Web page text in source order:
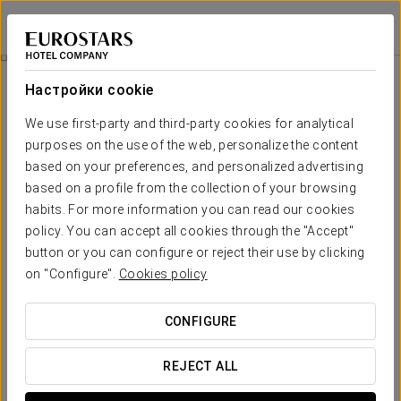
Настройки cookie
We use first-party and third-party cookies for analytical
purposes on the use of the web, personalize the content
based on your preferences, and personalized advertising
based on a profile from the collection of your browsing
habits. For more information you can read our cookies
policy. You can accept all cookies through the "Accept"
button or you can configure or reject their use by clicking
on "Configure". Cookies policy
CONFIGURE
REJECT ALL
Eurostars Gran Hotel Santiago
САНТЬЯГО-ДЕ-КОМПОСТЕЛА
Специальные Предложения
Специальные Предложения
Pомантический опыт
20 €
ПОСМОТРЕТЬ ПРЕДЛОЖЕНИЕ